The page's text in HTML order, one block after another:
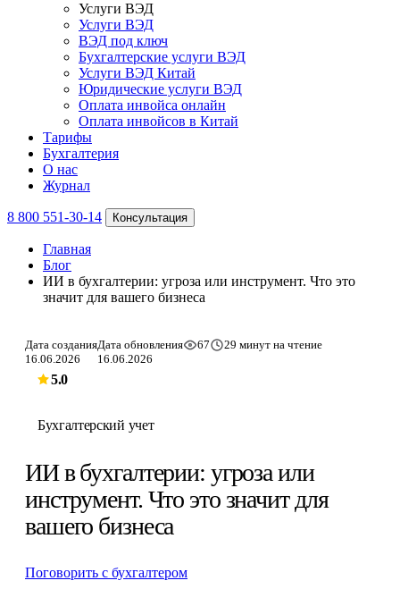
Услуги ВЭД
Услуги ВЭД
ВЭД под ключ
Бухгалтерские услуги ВЭД
Услуги ВЭД Китай
Юридические услуги ВЭД
Оплата инвойса онлайн
Оплата инвойсов в Китай
Тарифы
Бухгалтерия
О нас
Журнал
8 800 551-30-14 Консультация
Главная
Блог
ИИ в бухгалтерии: угроза или инструмент. Что это
значит для вашего бизнеса
Дата создания
16.06.2026
Дата обновления
16.06.2026
67 29 минут на чтение
5.0
Бухгалтерский учет
ИИ в бухгалтерии: угроза или
инструмент. Что это значит для
вашего бизнеса
Поговорить с бухгалтером